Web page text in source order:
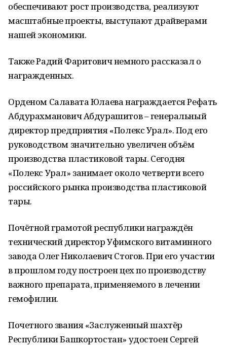
обеспечивают рост производства, реализуют
масштабные проекты, выступают драйверами
нашей экономики.
Также Радий Фаритович немного рассказал о
награжденных.
Орденом Салавата Юлаева награждается Рефать
Абдурахманович Абдурашитов – генеральный
директор предприятия «Полекс Урал». Под его
руководством значительно увеличен объём
производства пластиковой тары. Сегодня
«Полекс Урал» занимает около четверти всего
российского рынка производства пластиковой
тары.
Почётной грамотой республики награждён
технический директор Уфимского витаминного
завода Олег Николаевич Стогов. При его участии
в прошлом году построен цех по производству
важного препарата, применяемого в лечении
гемофилии.
Почетного звания «Заслуженный шахтёр
Республики Башкортостан» удостоен Сергей